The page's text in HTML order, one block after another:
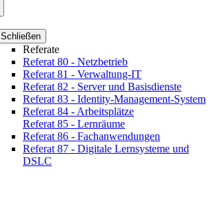
Schließen
Referate
Referat 80 - Netzbetrieb
Referat 81 - Verwaltung-IT
Referat 82 - Server und Basisdienste
Referat 83 - Identity-Management-System
Referat 84 - Arbeitsplätze
Referat 85 - Lernräume
Referat 86 - Fachanwendungen
Referat 87 - Digitale Lernsysteme und
DSLC